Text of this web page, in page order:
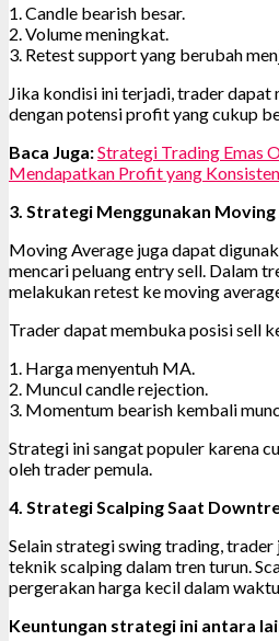
1. Candle bearish besar.
2. Volume meningkat.
3. Retest support yang berubah
Jika kondisi ini terjadi, trader dapat
dengan potensi profit yang cukup
Baca Juga:Strategi Trading Emas
Mendapatkan Profit yang Konsisten
3. Strategi Menggunakan
Moving Average juga dapat
mencari peluang entry sell. Dalam
melakukan retest ke moving
Trader dapat membuka posisi sell
1. Harga menyentuh MA.
2. Muncul candle rejection.
3. Momentum bearish kembali
Strategi ini sangat populer karena
oleh trader pemula.
4. Strategi Scalping Saat
Selain strategi swing trading, trader
teknik scalping dalam tren turun.
pergerakan harga kecil dalam
Keuntungan strategi ini antara